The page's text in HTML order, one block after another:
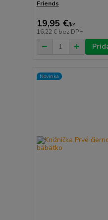
Friends
19,95 €/ks
16,22 € bez DPH
Novinka